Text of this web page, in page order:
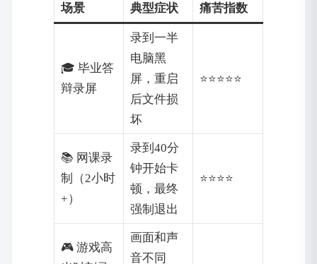
场景 典型症状 痛苦指数
🎓 毕业答
辩录屏
录到一半
电脑黑
屏，重启
后文件损
坏
⭐⭐⭐⭐⭐
📚 网课录
制（2小时
+）
录到40分
钟开始卡
顿，最终
强制退出
⭐⭐⭐⭐
🎮 游戏高
画面和声
音不同